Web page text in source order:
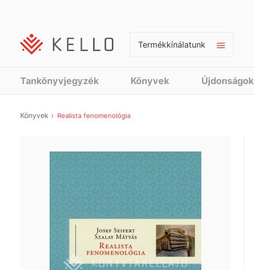
Termékkínálatunk
Tankönyvjegyzék Könyvek Újdonságok
Könyvek Realista fenomenológia